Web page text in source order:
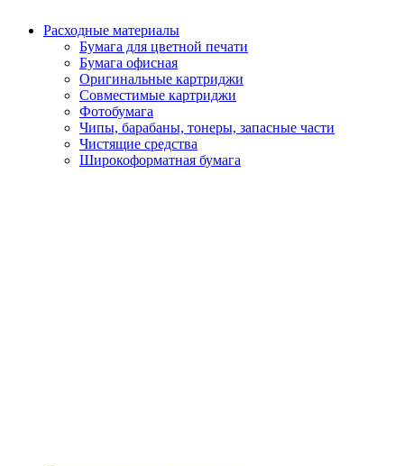
Расходные материалы
Бумага для цветной печати
Бумага офисная
Оригинальные картриджи
Совместимые картриджи
Фотобумага
Чипы, барабаны, тонеры, запасные части
Чистящие средства
Широкоформатная бумага